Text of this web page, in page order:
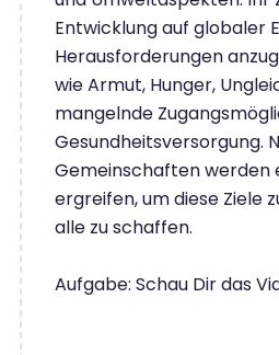
Entwicklung auf globaler
Herausforderungen
wie Armut, Hunger,
mangelnde
Gesundheitsversorgung.
Gemeinschaften werden
ergreifen, um diese Ziele
alle zu schaffen.
Aufgabe: Schau Dir das